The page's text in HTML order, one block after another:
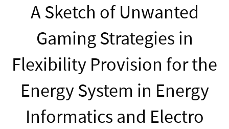
A Sketch of Unwanted
Gaming Strategies in
Flexibility Provision for the
Energy System in Energy
Informatics and Electro